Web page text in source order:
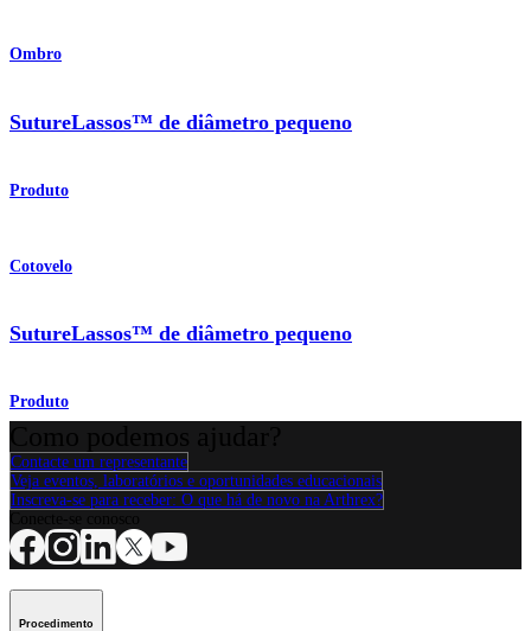
Ombro
SutureLassos™ de diâmetro pequeno
Produto
Cotovelo
SutureLassos™ de diâmetro pequeno
Produto
Contacte um representante
Veja eventos, laboratórios e oportunidades educacionais
Inscreva-se para receber: O que há de novo na Arthrex?
Procedimento